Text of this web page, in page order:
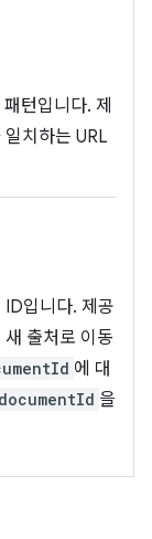
턴입니다. 제
치하는 URL
입니다. 제공
출처로 이동
에 대
documentId 을